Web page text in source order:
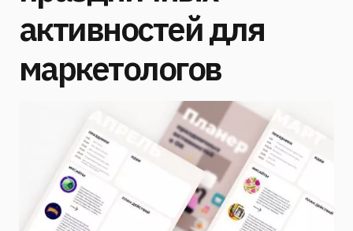
активностей для
маркетологов